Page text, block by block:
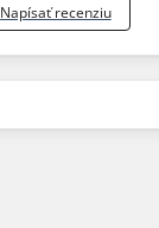
Napísať recenziu